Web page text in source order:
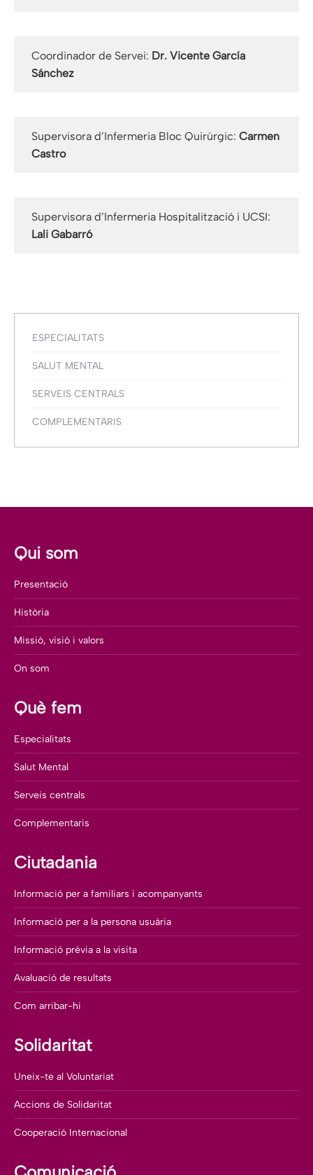
Coordinador de Servei: Dr. Vicente García
Sánchez
Supervisora d’Infermeria Bloc Quirúrgic: Carmen
Castro
Supervisora d’Infermeria Hospitalització i UCSI:
Lali Gabarró
ESPECIALITATS
SALUT MENTAL
SERVEIS CENTRALS
COMPLEMENTARIS
Qui som
Presentació
Història
Missió, visió i valors
On som
Què fem
Especialitats
Salut Mental
Serveis centrals
Complementaris
Ciutadania
Informació per a familiars i acompanyants
Informació per a la persona usuària
Informació prèvia a la visita
Avaluació de resultats
Com arribar-hi
Solidaritat
Uneix-te al Voluntariat
Accions de Solidaritat
Cooperació Internacional